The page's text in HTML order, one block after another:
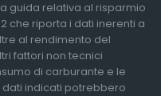
guida relativa al risparmio
che riporta i dati inerenti a
al rendimento del
fattori non tecnici
di carburante e le
dati indicati potrebbero